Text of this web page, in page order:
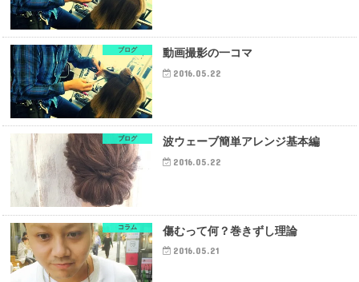
ブログ 動画撮影の一コマ
2016.05.22
ブログ 波ウェーブ簡単アレンジ基本編
2016.05.22
コラム 傷むって何？巻きずし理論
2016.05.21